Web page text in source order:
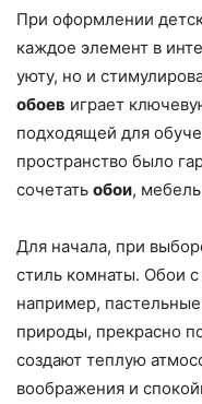
При оформлении
каждое элемент в
уюту, но и
обоев играет
подходящей для
пространство было
сочетать обои,
Для начала, при
стиль комнаты. Обои
например,
природы, прекрасно
создают теплую
воображения и